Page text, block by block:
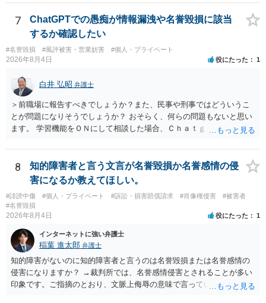
7
ChatGPTでの愚痴が情報漏洩や名誉毀損に該当
するか確認したい
#名誉毀損 #風評被害・営業妨害 #個人・プライベート
2026年8月4日 役にたった 1
白井 弘昭 弁護士
＞前職場に報告すべきでしょうか？また、民事や刑事ではどういうこ
とが問題になりそうでしょうか？ おそらく、何らの問題もないと思い
ます。 学習機能をＯＮにして相談した場合、Ｃｈａｔｇｐｔがｏｐｅ
する可能性がありますが、個人名や会社名を特定していない限り、一
般論として抽象化されて回答に織り込まれる可能性が生じるにすぎま
せんので、その情報自体が、秘密情報に当たるとは思えませんし、名
誉棄損として、個人や会社に対する誹謗中傷の不特定多数への公開に
当たるとも思われません。 もちろん、誰がその内容をｃｈａｔｇｐｔ
に入力したかも第三者にしられることはないので、個人や会社の特定
も）、相談者さんが刑事民事の責任に問われることはないでしょう。
私見ながらご参考まで。
8
知的障害者と言う文言が名誉毀損か名誉感情の侵
害になるか教えてほしい。
#誹謗中傷 #個人・プライベート #訴訟・損害賠償請求 #肖像権侵害
#被害者
#名誉毀損
2026年8月4日 役にたった 1
インターネットに強い弁護士
稲葉 進太郎 弁護士
知的障害がないのに知的障害者と言うのは名誉毀損または名誉感情の
侵害になりますか？ →裁判所では、名誉感情侵害とされることが多い
印象です。ご指摘のとおり、文脈上侮辱の意味で言っている点も加味